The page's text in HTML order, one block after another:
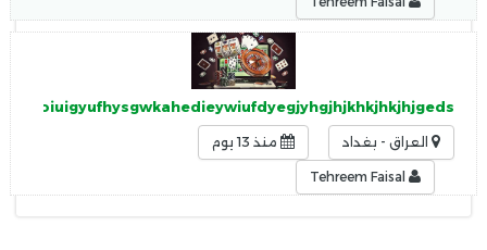
العراق - بغداد منذ 13 يوم